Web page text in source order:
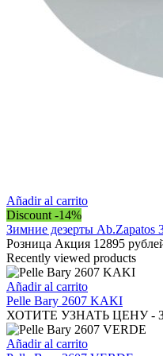
Añadir al carrito
Discount -14%
Зимние дезерты
Розница Акция 12895
Recently viewed products
Añadir al carrito
Pelle Bary 2607 KAKI
ХОТИТЕ УЗНАТЬ ЦЕНУ -
Añadir al carrito